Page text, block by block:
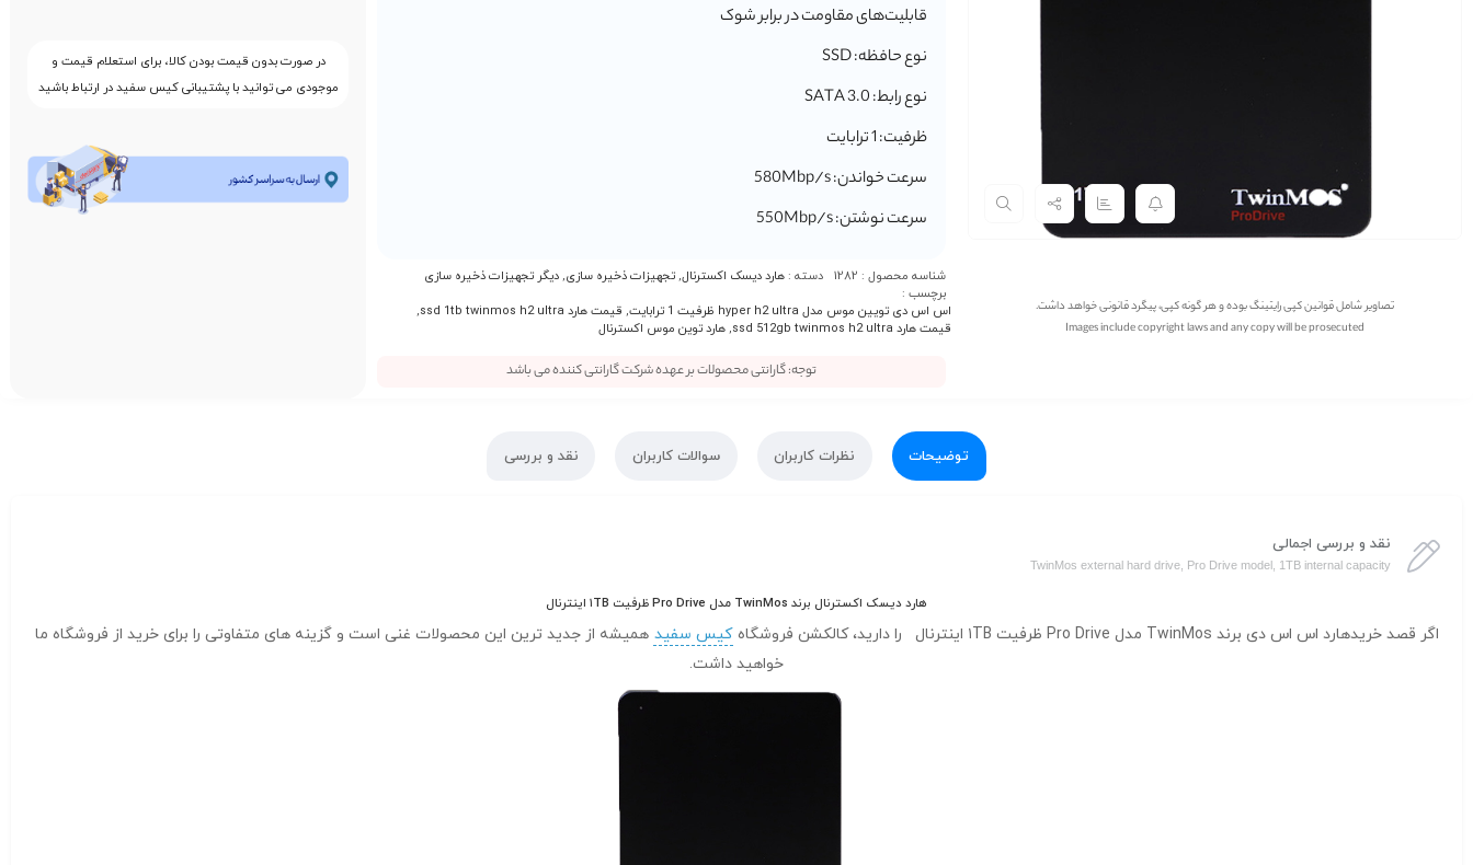
تصاویر شامل قوانین کپی رایتینگ بوده و هر گونه کپی، پیگرد قانونی خواهد داشت.
Images include copyright laws and any copy will be prosecuted
قابلیت‌های مقاومت در برابر شوک
نوع حافظه: SSD
نوع رابط: SATA 3.0
ظرفیت: 1 ترابایت
سرعت خواندن: 580Mbp/s
سرعت نوشتن: 550Mbp/s
شناسه محصول : 1282 دسته : هارد دیسک اکسترنال,تجهیزات ذخیره سازی,دیگر تجهیزات ذخیره سازی
برچسب :
اس اس دی تویین موس مدل hyper h2 ultra ظرفیت 1 ترابایت
, قیمت هارد ssd 1tb twinmos h2 ultra
,
قیمت هارد ssd 512gb twinmos h2 ultra
,هارد توین موس اکسترنال
توجه: گارانتی محصولات بر عهده شرکت گارانتی کننده می باشد
در صورت بدون قیمت بودن کالا، برای استعلام قیمت و
موجودی می توانید با پشتیبانی کیس سفید در ارتباط باشید
توضیحات نظرات کاربران سوالات کاربران نقد و بررسی
نقد و بررسی اجمالی
TwinMos external hard drive, Pro Drive model, 1TB internal capacity
هارد دیسک اکسترنال برند TwinMos مدل Pro Drive ظرفیت ۱TB اینترنال
اگر قصد خریدهارد اس اس دی برند TwinMos مدل Pro Drive ظرفیت ۱TB اینترنال را دارید، کالکشن فروشگاه کیس سفید همیشه از جدید ترین این محصولات غنی است و گزینه های متفاوتی را برای خرید از فروشگاه ما
خواهید داشت.